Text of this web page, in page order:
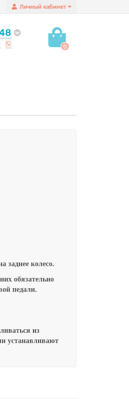
Личный кабинет
0
заднее колесо.
обязательно
педали.
из
устанавливают